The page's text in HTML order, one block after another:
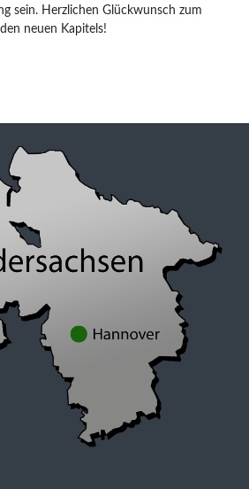
sein. Herzlichen Glückwunsch zum
neuen Kapitels!